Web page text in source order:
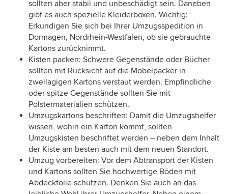
sollten aber stabil und unbeschädigt sein. Daneben
gibt es auch spezielle Kleiderboxen. Wichtig:
Erkundigen Sie sich bei Ihrer Umzugsspedition in
Dormagen, Nordrhein-Westfalen, ob sie gebrauchte
Kartons zurücknimmt.
Kisten packen: Schwere Gegenstände oder Bücher
sollten mit Rücksicht auf die Möbelpacker in
zweilagigen Kartons verstaut werden. Empfindliche
oder spitze Gegenstände sollten Sie mit
Polstermaterialien schützen.
Umzugskartons beschriften: Damit die Umzugshelfer
wissen, wohin ein Karton kommt, sollten
Umzugskisten beschriftet werden – neben dem Inhalt
der Kiste am besten auch mit dem neuen Standort.
Umzug vorbereiten: Vor dem Abtransport der Kisten
und Kartons sollten Sie hochwertige Böden mit
Abdeckfolie schützen. Denken Sie auch an das